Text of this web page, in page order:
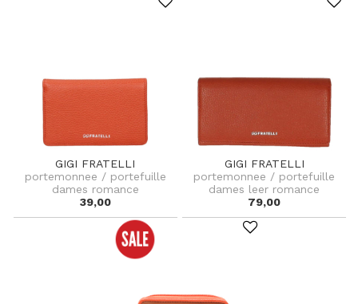
GIGI FRATELLI
portemonnee / portefuille
dames romance
39,00
GIGI FRATELLI
portemonnee / portefuille
dames leer romance
79,00